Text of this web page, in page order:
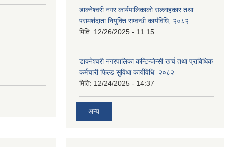
डाक्नेश्वरी नगर कार्यपालिकाको सल्लाहकार तथा
परामर्शदाता नियुक्ति सम्वन्धी कार्यविधि, २०८२
मिति: 12/26/2025 - 11:15
डाक्नेश्वरी नगरपालिका कन्टिन्जेन्सी खर्च तथा प्राबिधिक
कर्मचारी फिल्ड सुविधा कार्यविधि–२०८२
मिति: 12/24/2025 - 14:37
अन्य